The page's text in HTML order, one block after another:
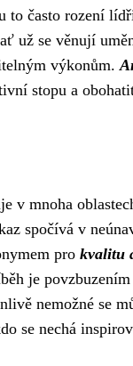
to často rození
už se věnují
výkonům.
stopu a
v mnoha
spočívá v
pro kvalitu
je
nemožné se
se nechá